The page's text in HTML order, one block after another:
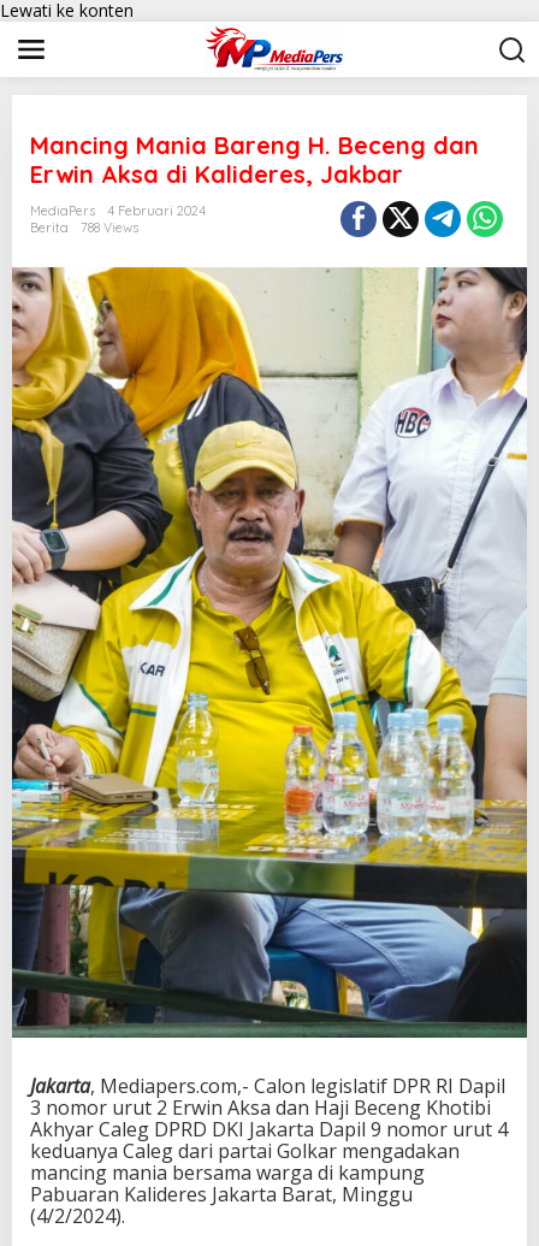
Lewati ke konten
Mancing Mania Bareng H. Beceng dan
Erwin Aksa di Kalideres, Jakbar
MediaPers
4 Februari 2024
Berita
788 Views
Jakarta, Mediapers.com,- Calon legislatif DPR RI Dapil
3 nomor urut 2 Erwin Aksa dan Haji Beceng Khotibi
Akhyar Caleg DPRD DKI Jakarta Dapil 9 nomor urut 4
keduanya Caleg dari partai Golkar mengadakan
mancing mania bersama warga di kampung
Pabuaran Kalideres Jakarta Barat, Minggu
(4/2/2024).